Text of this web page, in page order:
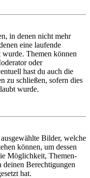
in denen nicht mehr
eine laufende
Themen können
oder
hast du auch die
zu schließen, sofern dies
wurde.
Bilder, welche
können, um dessen
Möglichkeit, Themen-
Berechtigungen
hat.